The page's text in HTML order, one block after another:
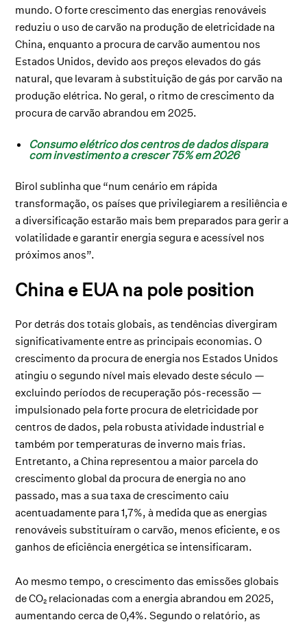
mundo. O forte crescimento das energias renováveis
reduziu o uso de carvão na produção de eletricidade na
China, enquanto a procura de carvão aumentou nos
Estados Unidos, devido aos preços elevados do gás
natural, que levaram à substituição de gás por carvão na
produção elétrica. No geral, o ritmo de crescimento da
procura de carvão abrandou em 2025.
Consumo elétrico dos centros de dados dispara
com investimento a crescer 75% em 2026
Birol sublinha que “num cenário em rápida
transformação, os países que privilegiarem a resiliência e
a diversificação estarão mais bem preparados para gerir a
volatilidade e garantir energia segura e acessível nos
próximos anos”.
China e EUA na pole position
Por detrás dos totais globais, as tendências divergiram
significativamente entre as principais economias. O
crescimento da procura de energia nos Estados Unidos
atingiu o segundo nível mais elevado deste século —
excluindo períodos de recuperação pós-recessão —
impulsionado pela forte procura de eletricidade por
centros de dados, pela robusta atividade industrial e
também por temperaturas de inverno mais frias.
Entretanto, a China representou a maior parcela do
crescimento global da procura de energia no ano
passado, mas a sua taxa de crescimento caiu
acentuadamente para 1,7%, à medida que as energias
renováveis substituíram o carvão, menos eficiente, e os
ganhos de eficiência energética se intensificaram.
Ao mesmo tempo, o crescimento das emissões globais
de CO₂ relacionadas com a energia abrandou em 2025,
aumentando cerca de 0,4%. Segundo o relatório, as